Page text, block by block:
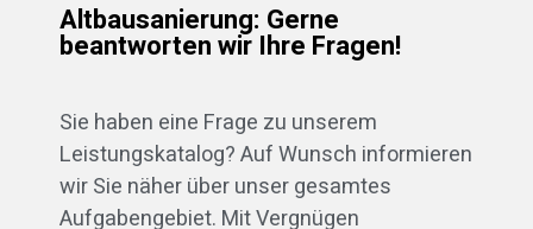
Altbausanierung: Gerne
beantworten wir Ihre Fragen!
Sie haben eine Frage zu unserem
Leistungskatalog? Auf Wunsch informieren
wir Sie näher über unser gesamtes
Aufgabengebiet. Mit Vergnügen